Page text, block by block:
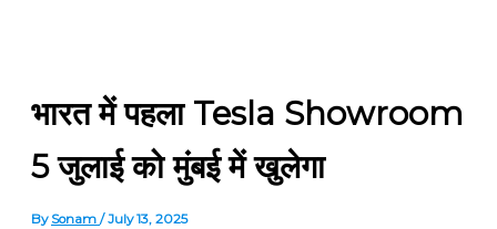
भारत में पहला Tesla Showroom
5 जुलाई को मुंबई में खुलेगा
By Sonam /July 13, 2025